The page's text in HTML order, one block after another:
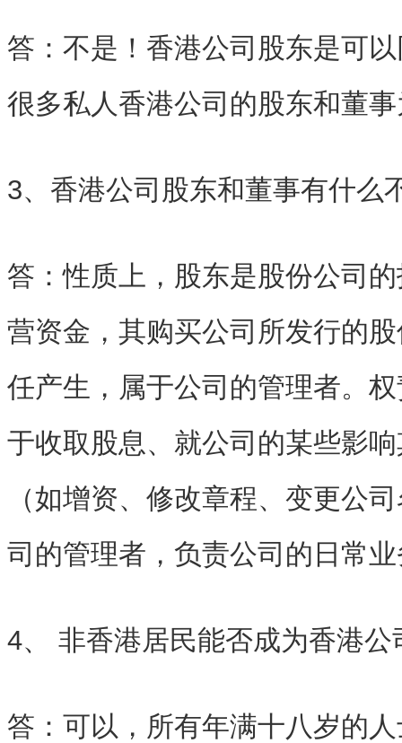
答：不是！香港公司股东是可
很多私人香港公司的股东和董
3、香港公司股东和董事有什么
答：性质上，股东是股份公司
营资金，其购买公司所发行的
任产生，属于公司的管理者。
于收取股息、就公司的某些影
（如增资、修改章程、变更公
司的管理者，负责公司的日常
4、 非香港居民能否成为香港公
答：可以，所有年满十八岁的